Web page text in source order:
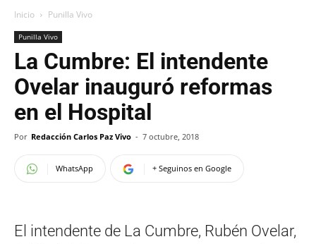
Inicio Punilla Vivo
Punilla Vivo
La Cumbre: El intendente
Ovelar inauguró reformas
en el Hospital
Por Redacción Carlos Paz Vivo - 7 octubre, 2018
WhatsApp + Seguinos en Google
El intendente de La Cumbre, Rubén Ovelar,